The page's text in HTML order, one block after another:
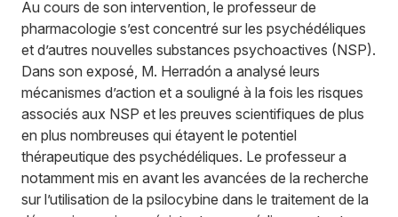
Au cours de son intervention, le professeur de
pharmacologie s’est concentré sur les psychédéliques
et d’autres nouvelles substances psychoactives (NSP).
Dans son exposé, M. Herradón a analysé leurs
mécanismes d’action et a souligné à la fois les risques
associés aux NSP et les preuves scientifiques de plus
en plus nombreuses qui étayent le potentiel
thérapeutique des psychédéliques. Le professeur a
notamment mis en avant les avancées de la recherche
sur l’utilisation de la psilocybine dans le traitement de la